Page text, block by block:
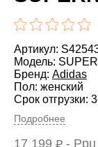
Артикул:
Модель:
Бренд: Adidas
Пол: женский
Срок отгрузки:
Подробнее
17 199
- Ррц